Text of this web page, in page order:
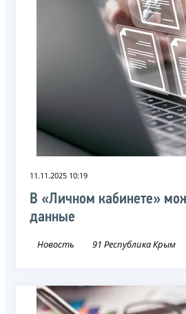
11.11.2025 10:19
В «Личном кабинете»
данные
Новость 91 Республика Крым